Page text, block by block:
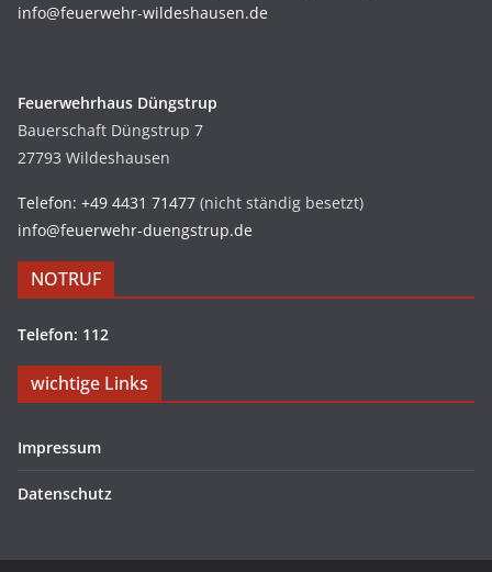
info@feuerwehr-wildeshausen.de
Feuerwehrhaus Düngstrup
Bauerschaft Düngstrup 7
27793 Wildeshausen
Telefon: +49 4431 71477 (nicht ständig besetzt)
info@feuerwehr-duengstrup.de
NOTRUF
Telefon: 112
wichtige Links
Impressum
Datenschutz